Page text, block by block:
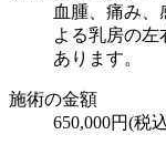
血腫、痛み、
よる乳房の
あります。
施術の金額
650,000円(税